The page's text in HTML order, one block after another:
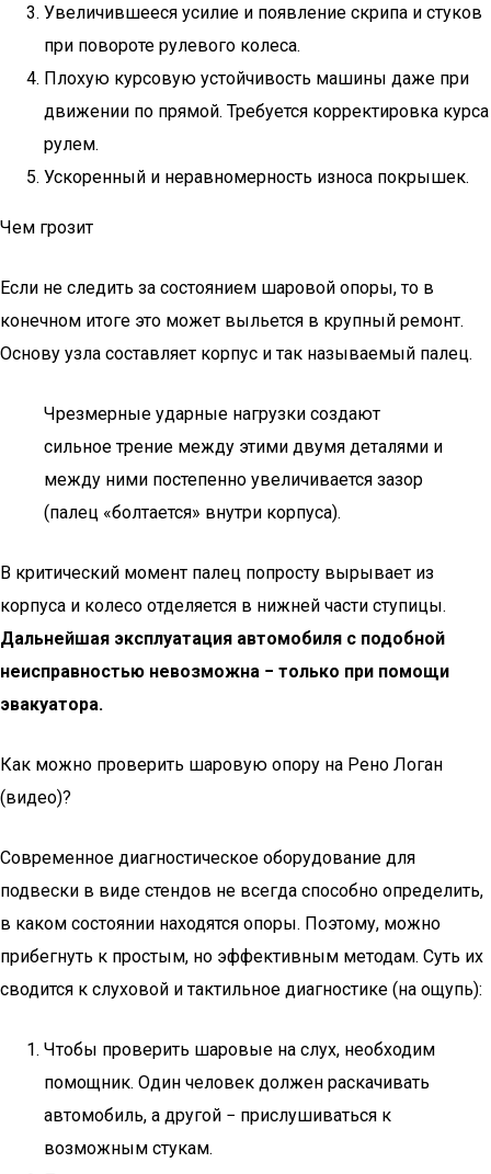
Увеличившееся усилие и появление скрипа и стуков
при повороте рулевого колеса.
Плохую курсовую устойчивость машины даже при
движении по прямой. Требуется корректировка курса
рулем.
Ускоренный и неравномерность износа покрышек.
Чем грозит
Если не следить за состоянием шаровой опоры, то в
конечном итоге это может выльется в крупный ремонт.
Основу узла составляет корпус и так называемый палец.
Чрезмерные ударные нагрузки создают
сильное трение между этими двумя деталями и
между ними постепенно увеличивается зазор
(палец «болтается» внутри корпуса).
В критический момент палец попросту вырывает из
корпуса и колесо отделяется в нижней части ступицы.
Дальнейшая эксплуатация автомобиля с подобной
неисправностью невозможна − только при помощи
эвакуатора.
Как можно проверить шаровую опору на Рено Логан
(видео)?
Современное диагностическое оборудование для
подвески в виде стендов не всегда способно определить,
в каком состоянии находятся опоры. Поэтому, можно
прибегнуть к простым, но эффективным методам. Суть их
сводится к слуховой и тактильное диагностике (на ощупь):
Чтобы проверить шаровые на слух, необходим
помощник. Один человек должен раскачивать
автомобиль, а другой − прислушиваться к
возможным стукам.